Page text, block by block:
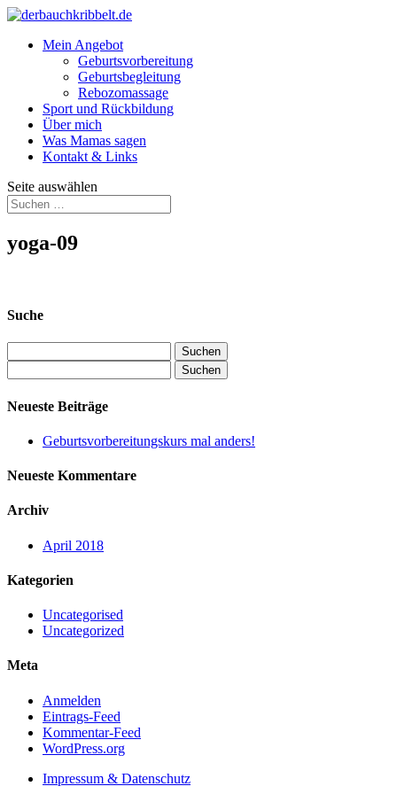
Mein Angebot
Geburtsvorbereitung
Geburtsbegleitung
Rebozomassage
Sport und Rückbildung
Über mich
Was Mamas sagen
Kontakt & Links
Seite auswählen
yoga-09
Suche
nach:
nach:
Neueste Beiträge
Geburtsvorbereitungskurs mal anders!
Neueste Kommentare
Archiv
April 2018
Kategorien
Uncategorised
Uncategorized
Meta
Anmelden
Eintrags-Feed
Kommentar-Feed
WordPress.org
Impressum & Datenschutz